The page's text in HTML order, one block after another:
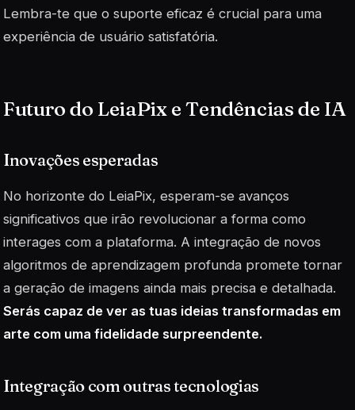
Lembra-te que o suporte eficaz é crucial para uma
experiência de usuário satisfatória.
Futuro do LeiaPix e Tendências de IA
Inovações esperadas
No horizonte do LeiaPix, esperam-se avanços
significativos que irão revolucionar a forma como
interages com a plataforma. A integração de novos
algoritmos de aprendizagem profunda promete tornar
a geração de imagens ainda mais precisa e detalhada.
Serás capaz de ver as tuas ideias transformadas em
arte com uma fidelidade surpreendente.
Integração com outras tecnologias